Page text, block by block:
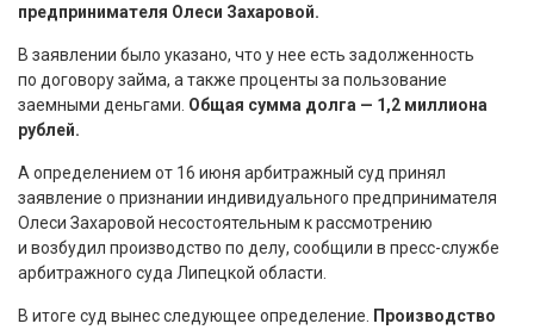
предпринимателя Олеси Захаровой.
В заявлении было указано, что у нее есть задолженность
по договору займа, а также проценты за пользование
заемными деньгами. Общая сумма долга — 1,2 миллиона
рублей.
А определением от 16 июня арбитражный суд принял
заявление о признании индивидуального предпринимателя
Олеси Захаровой несостоятельным к рассмотрению
и возбудил производство по делу, сообщили в пресс-службе
арбитражного суда Липецкой области.
В итоге суд вынес следующее определение.
Производство